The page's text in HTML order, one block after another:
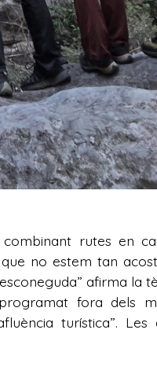
rutes en
no estem tan
afirma la
fora dels
turística”. Les